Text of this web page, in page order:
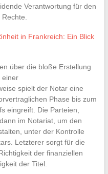
Verantwortung für den
in Frankreich: Ein Blick
über die bloße Erstellung
einer
spielt der Notar eine
Phase bis zum
eingreift. Die Parteien,
im Notariat, um den
unter der Kontrolle
Letzterer sorgt für die
der finanziellen
der Titel.